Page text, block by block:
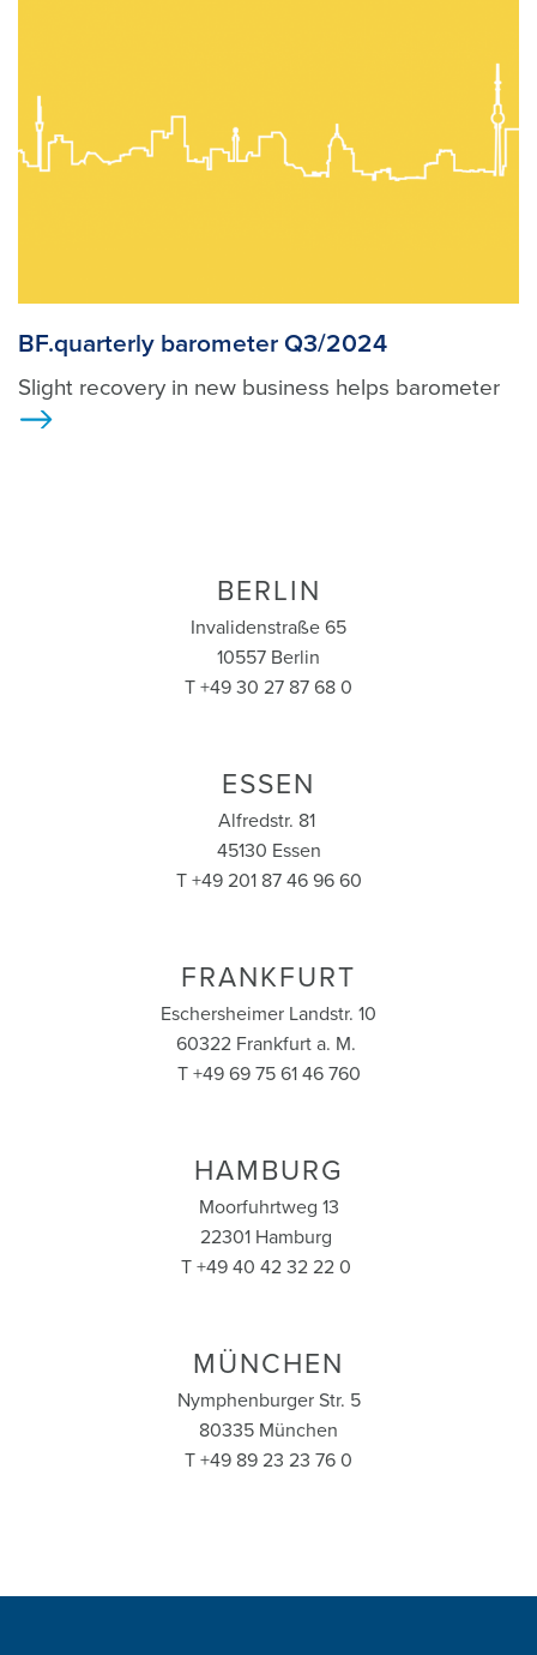
BF.quarterly barometer Q3/2024
Slight recovery in new business helps barometer
BERLIN
Invalidenstraße 65
10557 Berlin
T +49 30 27 87 68 0
ESSEN
Alfredstr. 81
45130 Essen
T +49 201 87 46 96 60
FRANKFURT
Eschersheimer Landstr. 10
60322 Frankfurt a. M.
T +49 69 75 61 46 760
HAMBURG
Moorfuhrtweg 13
22301 Hamburg
T +49 40 42 32 22 0
MÜNCHEN
Nymphenburger Str. 5
80335 München
T +49 89 23 23 76 0